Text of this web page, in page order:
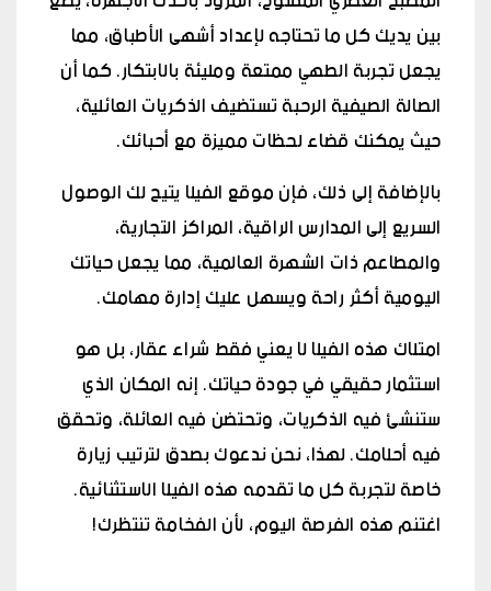
بين يديك كل ما تحتاجه لإعداد أشهى الأطباق، مما
يجعل تجربة الطهي ممتعة ومليئة بالابتكار. كما أن
الصالة الصيفية الرحبة تستضيف الذكريات العائلية،
حيث يمكنك قضاء لحظات مميزة مع أحبائك.
بالإضافة إلى ذلك، فإن موقع الفيلا يتيح لك الوصول
السريع إلى المدارس الراقية، المراكز التجارية،
والمطاعم ذات الشهرة العالمية، مما يجعل حياتك
اليومية أكثر راحة ويسهل عليك إدارة مهامك.
امتلاك هذه الفيلا لا يعني فقط شراء عقار، بل هو
استثمار حقيقي في جودة حياتك. إنه المكان الذي
ستنشئ فيه الذكريات، وتحتضن فيه العائلة، وتحقق
فيه أحلامك. لهذا، نحن ندعوك بصدق لترتيب زيارة
خاصة لتجربة كل ما تقدمه هذه الفيلا الاستثنائية.
اغتنم هذه الفرصة اليوم، لأن الفخامة تنتظرك!